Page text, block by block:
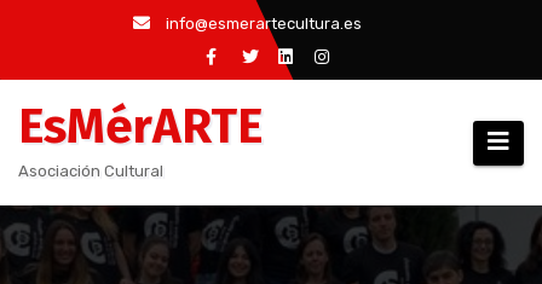
contenido
info@esmerartecultura.es
EsMérARTE
Asociación Cultural